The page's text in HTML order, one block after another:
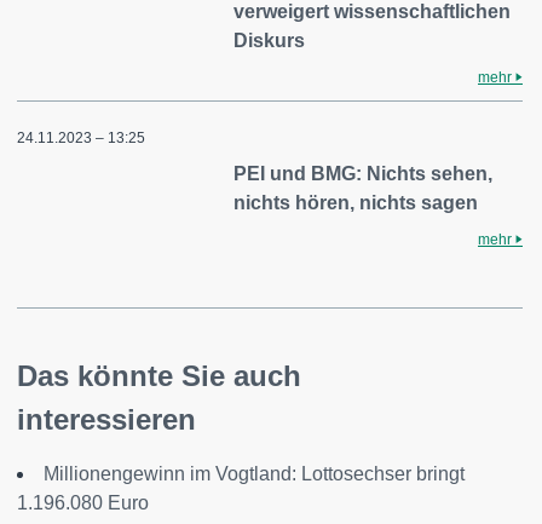
verweigert wissenschaftlichen
Diskurs
mehr
24.11.2023 – 13:25
PEI und BMG: Nichts sehen,
nichts hören, nichts sagen
mehr
Das könnte Sie auch
interessieren
Millionengewinn im Vogtland: Lottosechser bringt
1.196.080 Euro